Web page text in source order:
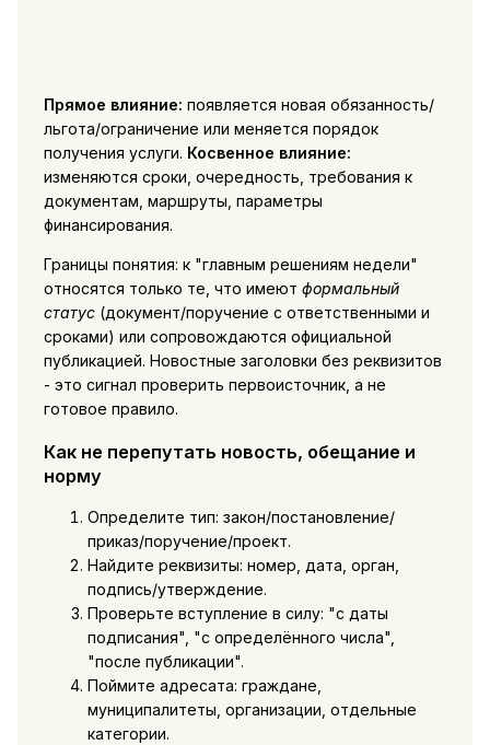
Прямое влияние: появляется новая обязанность/
льгота/ограничение или меняется порядок
получения услуги. Косвенное влияние:
изменяются сроки, очередность, требования к
документам, маршруты, параметры
финансирования.
Границы понятия: к "главным решениям недели"
относятся только те, что имеют формальный
статус(документ/поручение с ответственными и
сроками) или сопровождаются официальной
публикацией. Новостные заголовки без реквизитов
- это сигнал проверить первоисточник, а не
готовое правило.
Как не перепутать новость, обещание и
норму
Определите тип: закон/постановление/
приказ/поручение/проект.
Найдите реквизиты: номер, дата, орган,
подпись/утверждение.
Проверьте вступление в силу: "с даты
подписания", "с определённого числа",
"после публикации".
Поймите адресата: граждане,
муниципалитеты, организации, отдельные
категории.